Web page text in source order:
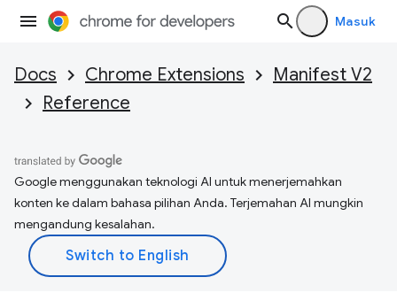
Masuk
Docs Chrome Extensions
Manifest V2
Reference
Google menggunakan teknologi AI untuk menerjemahkan
konten ke dalam bahasa pilihan Anda. Terjemahan AI mungkin
mengandung kesalahan.